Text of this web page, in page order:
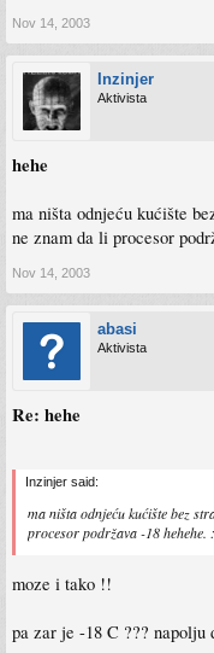
Nov 14, 2003
Inzinjer
Aktivista
hehe
ma ništa odnjeću kućište
ne znam da li procesor
Nov 14, 2003
abasi
Aktivista
Re: hehe
Inzinjer said:
ma ništa odnjeću kućište bez
procesor podržava -18
moze i tako !!
pa zar je -18 C ??? napolju